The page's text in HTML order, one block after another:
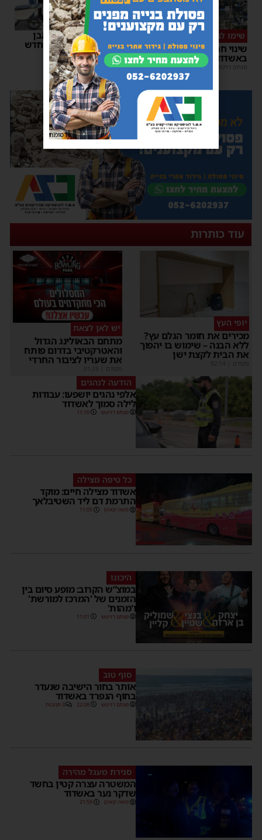
שימו לב
שינוי חריג במועד השוק
באשדוד – זה התאריך החדש
מנחם דויטש 16:07
רשות המסים הניחה אבן
פינה למתקן הבידוק החדש
בבית המכס אשדוד
משה קאהן |
15:37
עוד כותרות
יופי העץ
מכירים את חומר הגלם עץ?
ללא הבנה – שימוש בו יהפוך
את הבית לקצת ישן
מקודם
יש לאן לצאת
מתחם הבאולינג הגדול
והאטרקטיבי בדרום פותח
את שעריו לציבור החרדי
מקודם
הודעה לנהגים
אלפי נהגים יושפעו: עבודות
לילה סמוך לאשדוד
מנחם דויטש 11:10
כל טיפה מצילה
אשדוד מצילה חיים: מוקד
התרמת דם ליד השטיבלאך
משה קאהן 11:05
היכונו
במוצ”ש הקרוב: מופע סיום בין
הזמנים של 'המרכז למורשת'
ו'מהות'
מנחם דויטש 11:01
סוף טוב
אותר בחור הישיבה שנעדר
בחוף הנפרד באשדוד
מנחם דויטש 22:08 3 תגובות
סגירת מעגל מהירה
המשטרה עצרה קטין בחשד
שדקר נער באשדוד
משה קאהן 21:59
פרסומת